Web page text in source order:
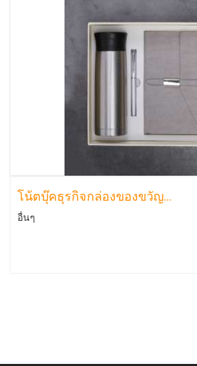
โน้ตบุ๊คธุรกิจกล่องของขวัญ...
อื่นๆ